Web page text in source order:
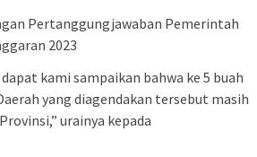
Pertanggungjawaban Pemerintah
2023
kami sampaikan bahwa ke 5 buah
yang diagendakan tersebut masih
urainya kepada